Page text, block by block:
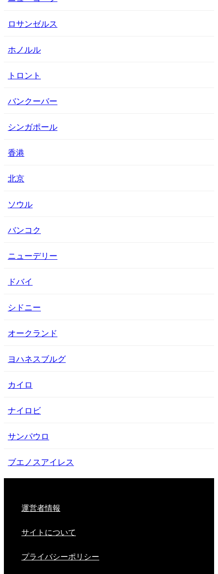
ロサンゼルス
ホノルル
トロント
バンクーバー
シンガポール
香港
北京
ソウル
バンコク
ニューデリー
ドバイ
シドニー
オークランド
ヨハネスブルグ
カイロ
ナイロビ
サンパウロ
ブエノスアイレス
運営者情報
サイトについて
プライバシーポリシー